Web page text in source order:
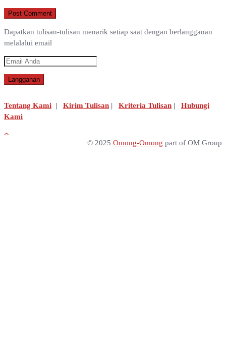
Dapatkan tulisan-tulisan menarik setiap saat dengan berlangganan
melalalui email
Tentang Kami | Kirim Tulisan | Kriteria Tulisan | Hubungi
Kami
© 2025 Omong-Omong part of OM Group